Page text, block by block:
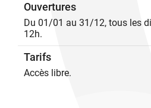
Ouvertures
Du 01/01 au 31/12, tous les
12h.
Tarifs
Accès libre.